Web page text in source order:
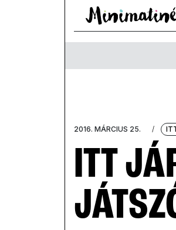
2016. MÁRCIUS 25. /
ITT